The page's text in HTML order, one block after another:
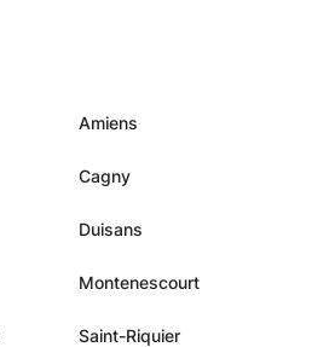
Amiens
Cagny
Duisans
Montenescourt
Saint-Riquier